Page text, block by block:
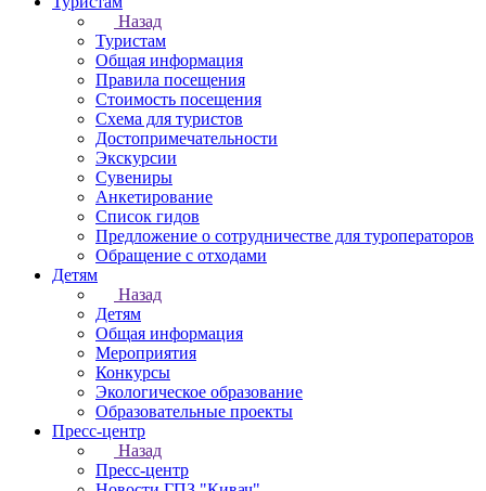
Назад
Туристам
Общая информация
Правила посещения
Стоимость посещения
Схема для туристов
Достопримечательности
Экскурсии
Сувениры
Анкетирование
Список гидов
Предложение о сотрудничестве для туроператоров
Обращение с отходами
Детям
Назад
Детям
Общая информация
Мероприятия
Конкурсы
Экологическое образование
Образовательные проекты
Пресс-центр
Назад
Пресс-центр